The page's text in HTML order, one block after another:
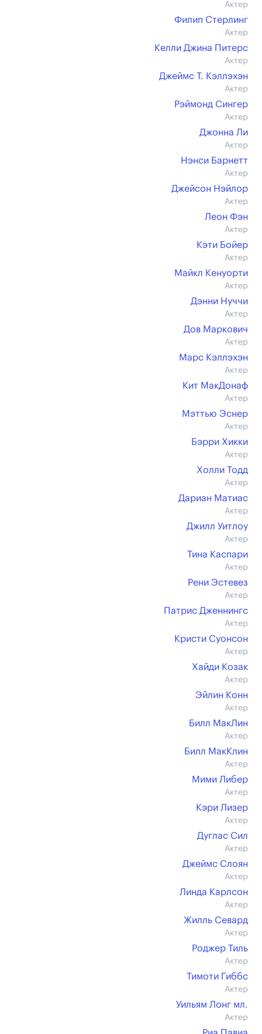
Актер
Филип Стерлинг
Актер
Келли Джина Питерс
Актер
Джеймс Т. Кэллэхэн
Актер
Рэймонд Сингер
Актер
Джонна Ли
Актер
Нэнси Барнетт
Актер
Джейсон Нэйлор
Актер
Леон Фэн
Актер
Кэти Бойер
Актер
Майкл Кенуорти
Актер
Дэнни Нуччи
Актер
Дов Маркович
Актер
Марс Кэллэхэн
Актер
Кит МакДонаф
Актер
Мэттью Эснер
Актер
Бэрри Хикки
Актер
Холли Тодд
Актер
Дариан Матиас
Актер
Джилл Уитлоу
Актер
Тина Каспари
Актер
Рени Эстевез
Актер
Патрис Дженнингс
Актер
Кристи Суонсон
Актер
Хайди Козак
Актер
Эйлин Конн
Актер
Билл МакЛин
Актер
Билл МакКлин
Актер
Мими Либер
Актер
Кэри Лизер
Актер
Дуглас Сил
Актер
Джеймс Слоян
Актер
Линда Карлсон
Актер
Жилль Севард
Актер
Роджер Тиль
Актер
Тимоти Гиббс
Актер
Уильям Лонг мл.
Актер